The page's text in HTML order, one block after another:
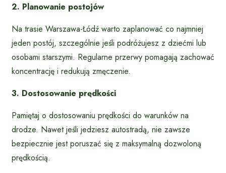
2. Planowanie postojów
Na trasie Warszawa-Łódź warto zaplanować co najmniej
jeden postój, szczególnie jeśli podróżujesz z dziećmi lub
osobami starszymi. Regularne przerwy pomagają zachować
koncentrację i redukują zmęczenie.
3. Dostosowanie prędkości
Pamiętaj o dostosowaniu prędkości do warunków na
drodze. Nawet jeśli jedziesz autostradą, nie zawsze
bezpiecznie jest poruszać się z maksymalną dozwoloną
prędkością.